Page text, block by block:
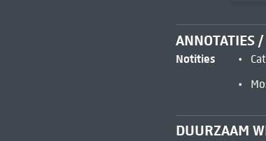
ANNOTATIES
Notities
DUURZAAM